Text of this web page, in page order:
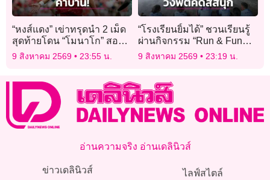
“หงส์แดง” เข่าทรุดนำ 2 เม็ด
สุดท้ายโดน “โมนาโก” สอย
ร่วง
9 สิงหาคม 2569 23:55 น.
“โรงเรียนยิ้มได้” ชวนเรียนรู้
ผ่านกิจกรรม “Run & Fun
Well-being 2026”
9 สิงหาคม 2569 23:19 น.
อ่านความจริง อ่านเดลินิวส์
ข่าวเดลินิวส์ ไลฟ์สไตล์